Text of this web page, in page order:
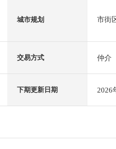
城市规划 市街
交易方式 仲介
下期更新日期 2026